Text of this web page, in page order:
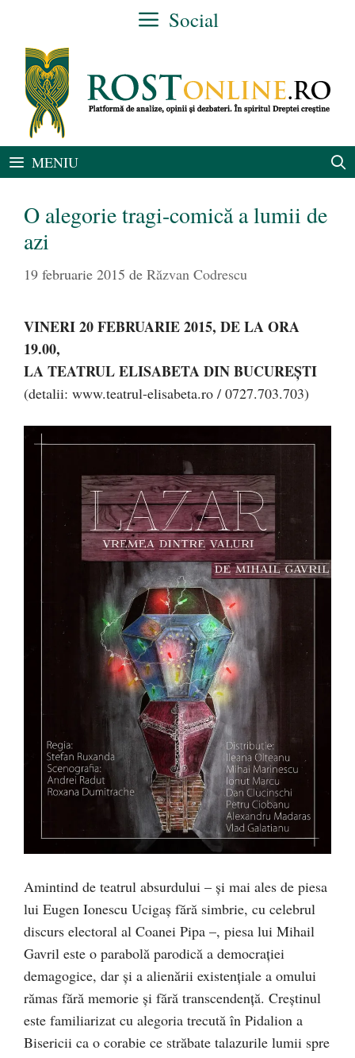
conținut
Social
MENIU
O alegorie tragi-comică a lumii de
azi
19 februarie 2015 de Răzvan Codrescu
VINERI 20 FEBRUARIE 2015, DE LA ORA
19.00,
LA TEATRUL ELISABETA DIN BUCUREȘTI
(detalii: www.teatrul-elisabeta.ro / 0727.703.703)
Amintind de teatrul absurdului – şi mai ales de piesa
lui Eugen Ionescu Ucigaş fără simbrie, cu celebrul
dis­curs electoral al Coanei Pipa –, pie­sa lui Mihail
Gavril este o parabolă parodică a democraţiei
demago­gi­ce, dar şi a alienării existenţiale a o­­mului
rămas fără memorie şi fără transcendenţă. Creştinul
este familiarizat cu ale­go­ria trecută în Pidalion a
Biseri­cii ca o corabie ce străbate talazu­rile lumii spre